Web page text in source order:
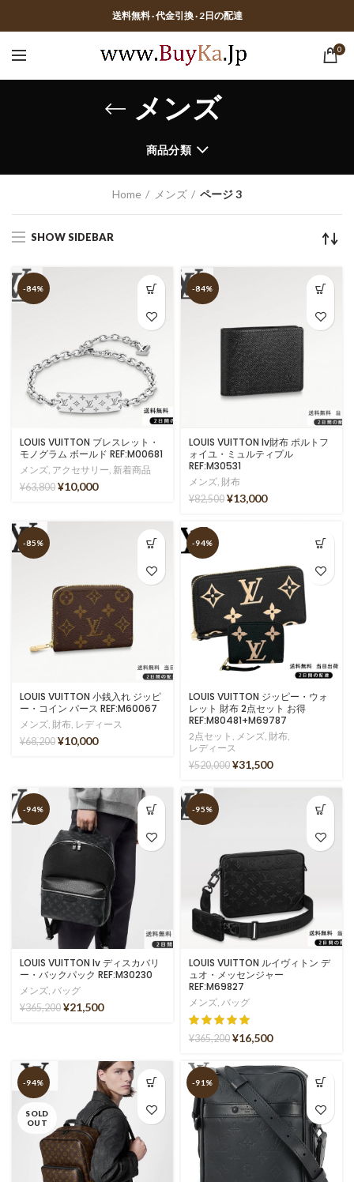
送料無料 · 代金引換 · 2日の配達
0
メンズ
商品分類
Home メンズ ページ 3
SHOW SIDEBAR
-84%
LOUIS VUITTON ブレスレット・
モノグラム ボールド REF:M00681
メンズ, アクセサリー, 新着商品
¥63,800 ¥10,000
-84%
LOUIS VUITTON lv財布 ポルトフ
ォイユ・ミュルティプル
REF:M30531
メンズ, 財布
¥82,500 ¥13,000
-85%
LOUIS VUITTON 小銭入れ ジッピ
ー・コイン パース REF:M60067
メンズ, 財布, レディース
¥68,200 ¥10,000
-94%
LOUIS VUITTON ジッピー・ウォ
レット 財布 2点セット お得
REF:M80481+M69787
2点セット , メンズ, 財布,
レディース
¥520,000 ¥31,500
-94%
LOUIS VUITTON lv ディスカバリ
ー・バックパック REF:M30230
メンズ, バッグ
¥365,200 ¥21,500
-95%
LOUIS VUITTON ルイヴィトン デ
ュオ・メッセンジャー
REF:M69827
メンズ, バッグ
¥365,200 ¥16,500
-94%
SOLD
OUT
-91%